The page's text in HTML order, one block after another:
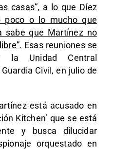
casas”, a lo que Díez
poco o lo mucho que
sabe que Martínez no
Esas reuniones se
la Unidad Central
Civil, en julio de
está acusado en
Kitchen’ que se está
y busca dilucidar
orquestado en